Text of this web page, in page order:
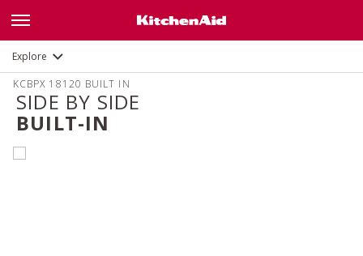
Explore
KCBPX 18120 BUILT IN
SIDE BY SIDE
BUILT-IN